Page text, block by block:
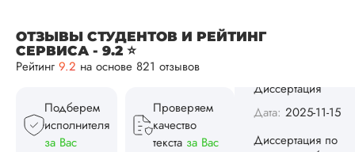
ОТЗЫВЫ СТУДЕНТОВ И РЕЙТИНГ
СЕРВИСА - 9.2 ⭐
Рейтинг 9.2 на основе 821 отзывов
Подберем
исполнителя
за Вас
Проверяем
качество
текста за Вас
исследования,
так, как указано в
Читать полный